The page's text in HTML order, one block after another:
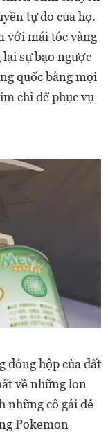
tự do của họ.
với mái tóc vàng
sự bạo ngược
quốc bằng mọi
chỉ để phục vụ
đóng hộp của đất
về những lon
những cô gái dễ
Pokemon